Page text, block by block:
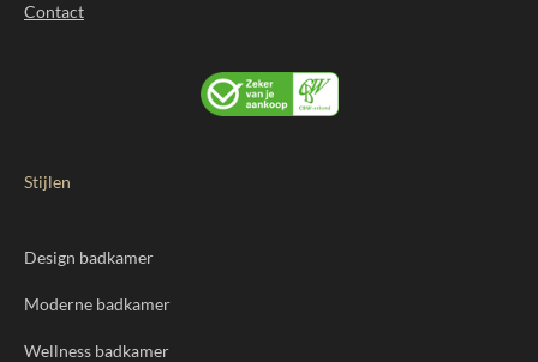
Contact
Stijlen
Design badkamer
Moderne badkamer
Wellness badkamer